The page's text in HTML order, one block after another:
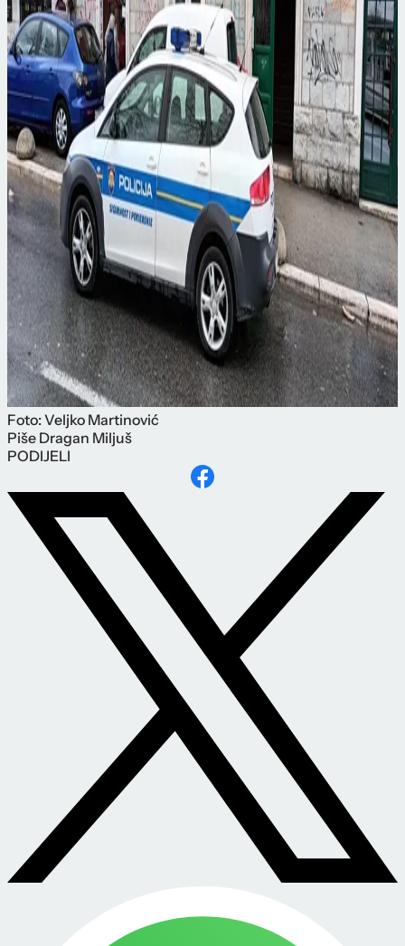
Foto: Veljko Martinović
Piše Dragan Miljuš
PODIJELI